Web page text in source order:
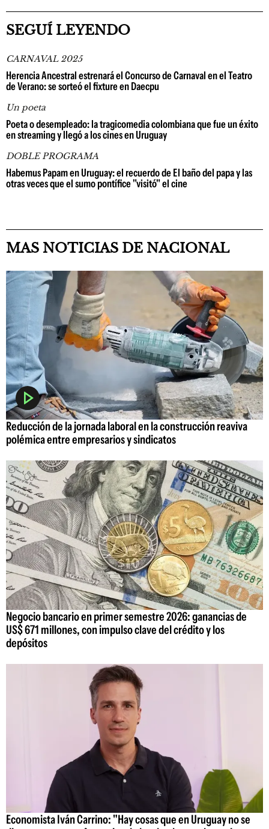
SEGUÍ LEYENDO
CARNAVAL 2025
Herencia Ancestral estrenará el Concurso de Carnaval en el Teatro
de Verano: se sorteó el fixture en Daecpu
Un poeta
Poeta o desempleado: la tragicomedia colombiana que fue un éxito
en streaming y llegó a los cines en Uruguay
DOBLE PROGRAMA
Habemus Papam en Uruguay: el recuerdo de El baño del papa y las
otras veces que el sumo pontífice "visitó" el cine
MAS NOTICIAS DE NACIONAL
Reducción de la jornada laboral en la construcción reaviva
polémica entre empresarios y sindicatos
Negocio bancario en primer semestre 2026: ganancias de
US$ 671 millones, con impulso clave del crédito y los
depósitos
Economista Iván Carrino: "Hay cosas que en Uruguay no se